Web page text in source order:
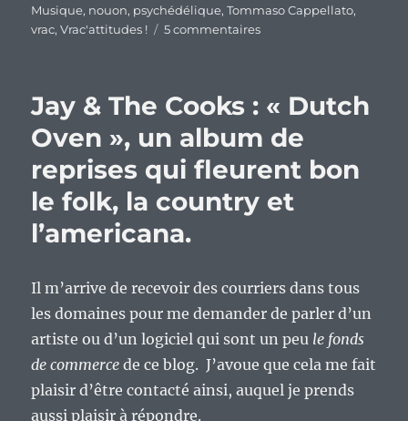
Musique, nouon, psychédélique,Tommaso Cappellato,
vrac,Vrac'attitudes ! 5 commentairessur
du
mercredi.
Jay & The Cooks : « Dutch
Oven », un album de
reprises qui fleurent bon
le folk, la country et
l’americana.
Il m’arrive de recevoir des courriers dans tous
les domaines pour me demander de parler d’un
artiste ou d’un logiciel qui sont un peu le fonds
de commerce de ce blog. J’avoue que cela me fait
plaisir d’être contacté ainsi, auquel je prends
aussi plaisir à répondre.